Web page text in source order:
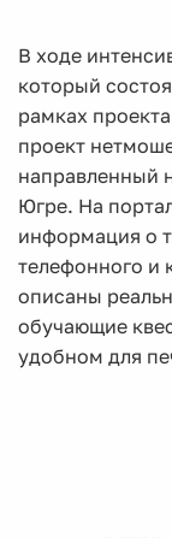
В ходе
который
рамках
проект
направленный
Югре. На
информация о
телефонного и
описаны
обучающие
удобном для